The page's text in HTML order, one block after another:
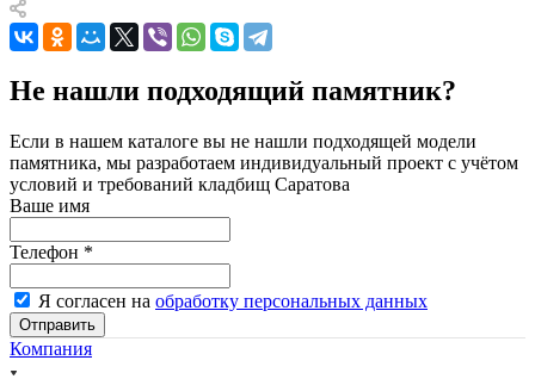
Не нашли подходящий памятник?
Если в нашем каталоге вы не нашли подходящей модели
памятника, мы разработаем индивидуальный проект с учётом
условий и требований кладбищ Саратова
Ваше имя
Телефон *
Я согласен на обработку персональных данных
Отправить
Компания